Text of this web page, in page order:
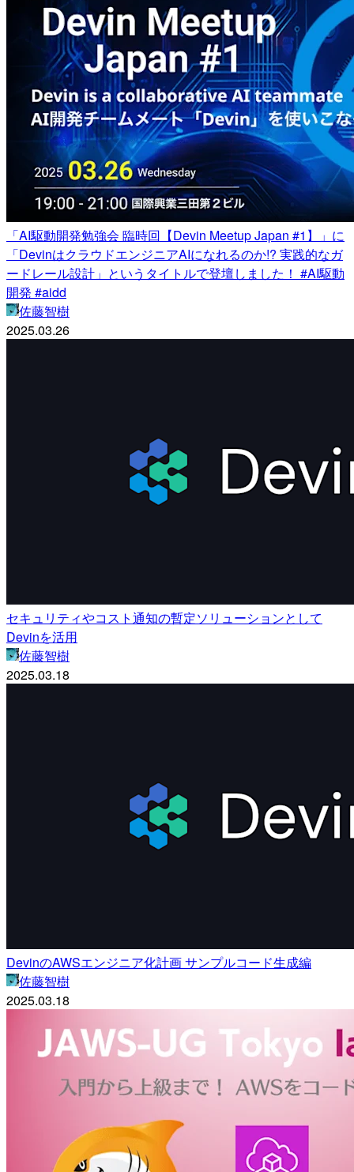
「AI駆動開発勉強会 臨時回【Devin Meetup Japan #1】」に
「DevinはクラウドエンジニアAIになれるのか!? 実践的なガ
ードレール設計」というタイトルで登壇しました！ #AI駆動
開発 #aidd
佐藤智樹
2025.03.26
セキュリティやコスト通知の暫定ソリューションとして
Devinを活用
佐藤智樹
2025.03.18
DevinのAWSエンジニア化計画 サンプルコード生成編
佐藤智樹
2025.03.18